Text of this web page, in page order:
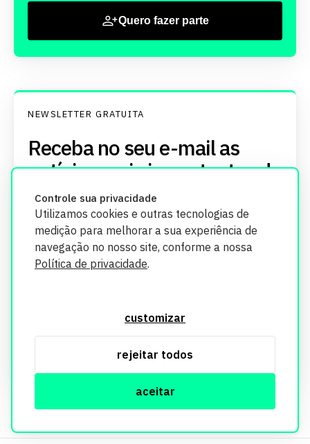
Controle sua privacidade
Utilizamos cookies e outras tecnologias de
medição para melhorar a sua experiência de
navegação no nosso site, conforme a nossa
Política de privacidade.
customizar
rejeitar todos
aceitar
Quero fazer parte
NEWSLETTER GRATUITA
Receba no seu e-mail as
notícias mais importantes do
mercado imobiliário
Deixe-me ler primeiro umaamostra.
Termos de uso.